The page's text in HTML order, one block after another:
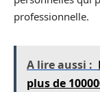
professionnelle.
A lire aussi :
plus de